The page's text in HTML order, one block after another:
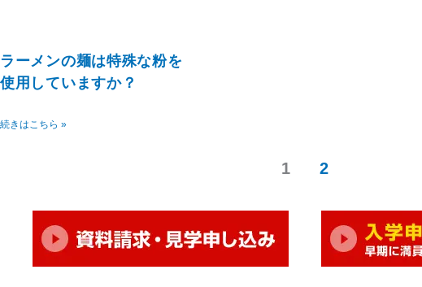
ラーメンの麺は特殊な粉を
使用していますか？
続きはこちら »
1 2